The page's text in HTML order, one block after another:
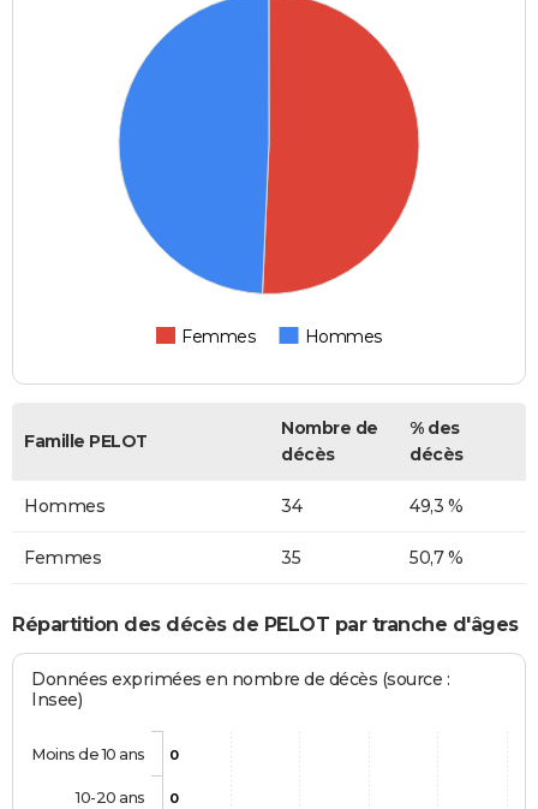
Femmes Hommes
Famille PELOT
Nombre de
décès
% des
décès
Hommes 34 49,3 %
Femmes 35 50,7 %
Répartition des décès de PELOT par tranche d'âges
Données exprimées en nombre de décès (source :
Insee)
0
0
Moins de 10 ans
10-20 ans